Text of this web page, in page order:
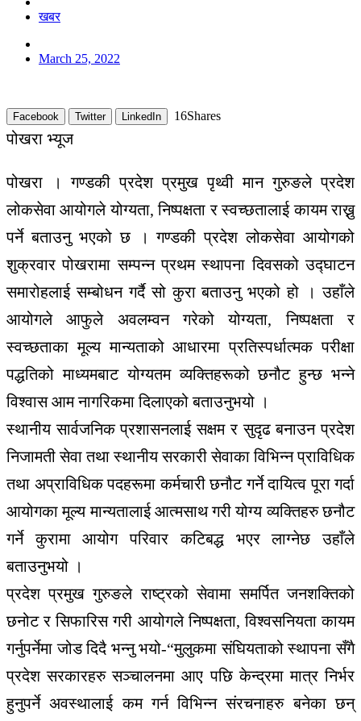
खबर
March 25, 2022
Facebook Twitter LinkedIn 16Shares
पोखरा भ्यूज
पोखरा । गण्डकी प्रदेश प्रमुख पृथ्वी मान गुरुङले प्रदेश
लोकसेवा आयोगले योग्यता, निष्पक्षता र स्वच्छतालाई कायम राख्नु
पर्ने बताउनु भएको छ । गण्डकी प्रदेश लोकसेवा आयोगको
शुक्रवार पोखरामा सम्पन्न प्रथम स्थापना दिवसको उद्घाटन
समारोहलाई सम्बोधन गर्दै सो कुरा बताउनु भएको हो । उहाँले
आयोगले आफुले अवलम्वन गरेको योग्यता, निष्पक्षता र
स्वच्छताका मूल्य मान्यताको आधारमा प्रतिस्पर्धात्मक परीक्षा
पद्धतिको माध्यमबाट योग्यतम व्यक्तिहरूको छनौट हुन्छ भन्ने
विश्वास आम नागरिकमा दिलाएको बताउनुभयो ।
स्थानीय सार्वजनिक प्रशासनलाई सक्षम र सुदृढ बनाउन प्रदेश
निजामती सेवा तथा स्थानीय सरकारी सेवाका विभिन्न प्राविधिक
तथा अप्राविधिक पदहरूमा कर्मचारी छनौट गर्ने दायित्व पूरा गर्दा
आयोगका मूल्य मान्यतालाई आत्मसाथ गरी योग्य व्यक्तिहरु छनौट
गर्ने कुरामा आयोग परिवार कटिबद्ध भएर लाग्नेछ उहाँले
बताउनुभयो ।
प्रदेश प्रमुख गुरुङले राष्ट्रको सेवामा समर्पित जनशक्तिको
छनोट र सिफारिस गरी आयोगले निष्पक्षता, विश्वसनियता कायम
गर्नुपर्नेमा जोड दिदै भन्नु भयो-“मुलुकमा संघियताको स्थापना सँगै
प्रदेश सरकारहरु सञ्चालनमा आए पछि केन्द्रमा मात्र निर्भर
हुनुपर्ने अवस्थालाई कम गर्न विभिन्न संरचनाहरु बनेका छन्